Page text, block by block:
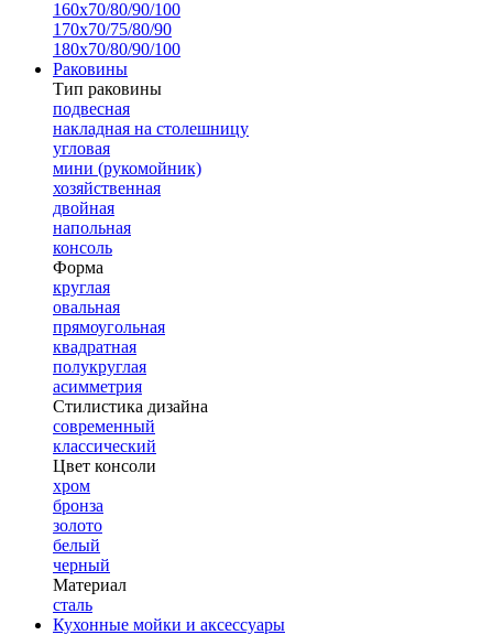
160х70/80/90/100
170х70/75/80/90
180х70/80/90/100
Раковины
Тип раковины
подвесная
накладная на столешницу
угловая
мини (рукомойник)
хозяйственная
двойная
напольная
консоль
Форма
круглая
овальная
прямоугольная
квадратная
полукруглая
асимметрия
Стилистика дизайна
современный
классический
Цвет консоли
хром
бронза
золото
белый
черный
Материал
сталь
Кухонные мойки и аксессуары